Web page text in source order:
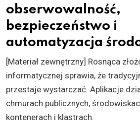
obserwowalność,
bezpieczeństwo i
automatyzacja
[Materiał zewnętrzny] Rosnąca
informatycznej sprawia, że
przestaje wystarczać. Aplikacje
chmurach publicznych,
kontenerach i klastrach.